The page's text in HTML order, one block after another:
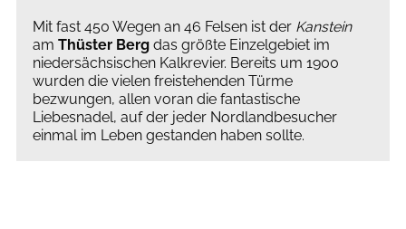
Mit fast 450 Wegen an 46 Felsen ist der Kanstein
am Thüster Berg das größte Einzelgebiet im
niedersächsischen Kalkrevier. Bereits um 1900
wurden die vielen freistehenden Türme
bezwungen, allen voran die fantastische
Liebesnadel, auf der jeder Nordlandbesucher
einmal im Leben gestanden haben sollte.